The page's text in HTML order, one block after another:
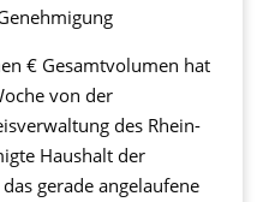
€ Gesamtvolumen hat
von der
des Rhein-
Haushalt der
gerade angelaufene